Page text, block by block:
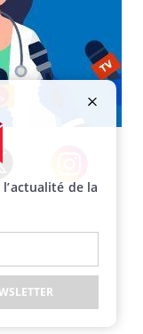
Instagram
de la